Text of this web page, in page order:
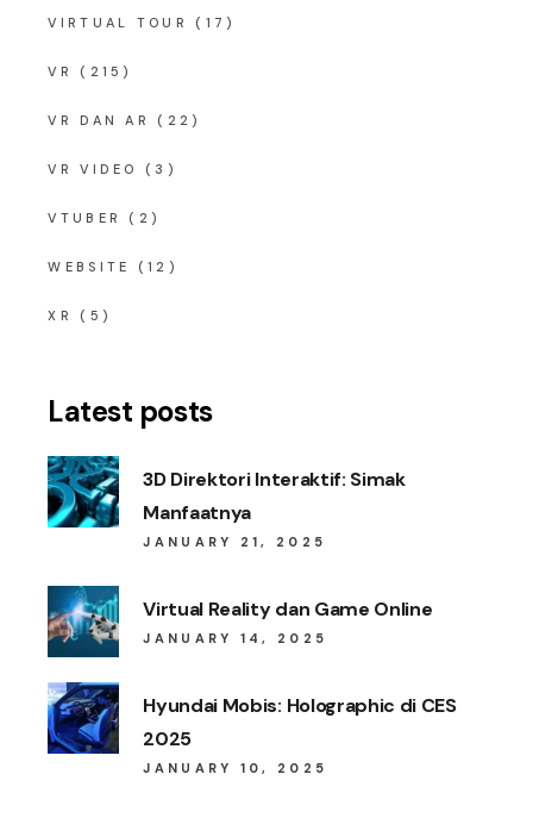
VIRTUAL TOUR (17)
VR (215)
VR DAN AR (22)
VR VIDEO (3)
VTUBER (2)
WEBSITE (12)
XR (5)
Latest posts
3D Direktori Interaktif: Simak
Manfaatnya
JANUARY 21, 2025
Virtual Reality dan Game Online
JANUARY 14, 2025
Hyundai Mobis: Holographic di CES
2025
JANUARY 10, 2025